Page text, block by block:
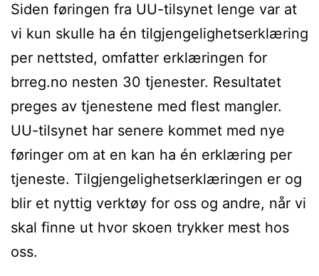
Siden føringen fra UU-tilsynet lenge var at
vi kun skulle ha én tilgjengelighetserklæring
per nettsted, omfatter erklæringen for
brreg.no nesten 30 tjenester. Resultatet
preges av tjenestene med flest mangler.
UU-tilsynet har senere kommet med nye
føringer om at en kan ha én erklæring per
tjeneste. Tilgjengelighetserklæringen er og
blir et nyttig verktøy for oss og andre, når vi
skal finne ut hvor skoen trykker mest hos
oss.